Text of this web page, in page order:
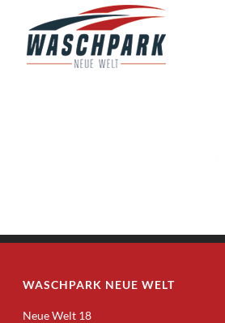
WASCHPARK NEUE WELT
Neue Welt 18